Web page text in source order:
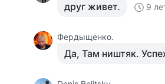
друг живет. 9
Фердыщенко.
Да, Там ништяк.